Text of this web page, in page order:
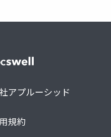
アプルーシッド
規約